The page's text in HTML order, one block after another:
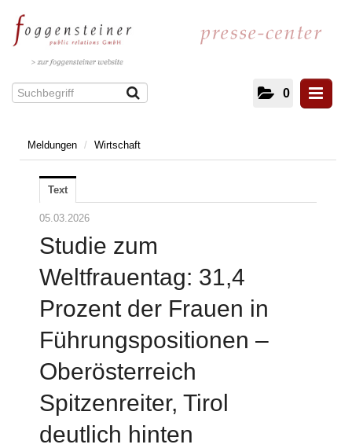
0
Meldungen
Kultur und Literatur
Energie
IT/Telekommunikation
Gesundheit
Architektur
Immobilien
Mobilität
Zivilgesellschaft
Kulinarik
Social Media und Kommunikation
Meldungen / Wirtschaft
Text
05.03.2026
Studie zum
Weltfrauentag: 31,4
Prozent der Frauen in
Führungspositionen –
Oberösterreich
Spitzenreiter, Tirol
deutlich hinten